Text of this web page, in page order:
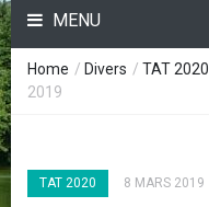
MENU
Home / Divers / TAT 2020
2019
TAT 2020 8 MARS 2019